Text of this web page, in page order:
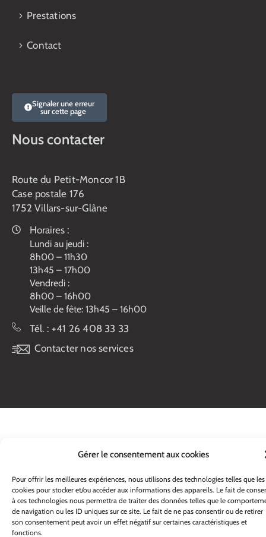
Gérer le consentement aux cookies
Pour offrir les meilleures expériences, nous utilisons des technologies telles que les
cookies pour stocker et/ou accéder aux informations des appareils. Le fait de
à ces technologies nous permettra de traiter des données telles que le
de navigation ou les ID uniques sur ce site. Le fait de ne pas consentir ou de retirer
son consentement peut avoir un effet négatif sur certaines caractéristiques et
fonctions.
Prestations
Contact
Signaler une erreur
sur cette page
Nous contacter
Route du Petit-Moncor 1B
Case postale 176
1752 Villars-sur-Glâne
Horaires :
Lundi au jeudi :
8h00 – 11h30
13h45 – 17h00
Vendredi :
8h00 – 16h00
Veille de fête: 13h45 – 16h00
Tél. : +41 26 408 33 33
Contacter nos services